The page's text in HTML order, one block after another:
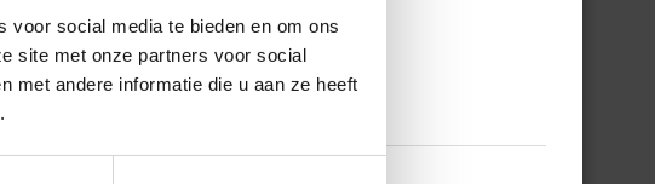
voor social media te bieden en om ons
site met onze partners voor social
met andere informatie die u aan ze heeft